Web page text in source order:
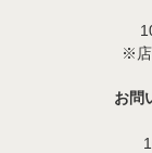
※店
お問